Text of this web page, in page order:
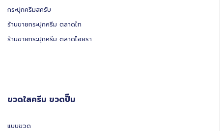
กระปุกครีมสครับ
ร้านขายกระปุกครีม ตลาดไท
ร้านขายกระปุกครีม ตลาดไอยรา
ขวดใสครีม ขวดปั๊ม
แบบขวด